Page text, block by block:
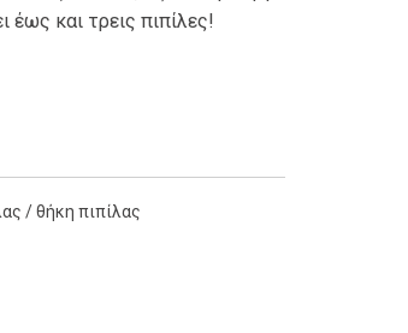
έως και τρεις πιπίλες!
/ θήκη πιπίλας